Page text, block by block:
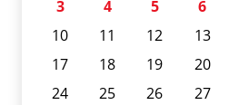
3
4 5 6
10
11 12 13
17
18 19 20
24
25 26 27